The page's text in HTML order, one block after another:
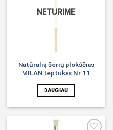
NETURIME
Natūralių šerių plokščias
MILAN teptukas Nr.11
DAUGIAU